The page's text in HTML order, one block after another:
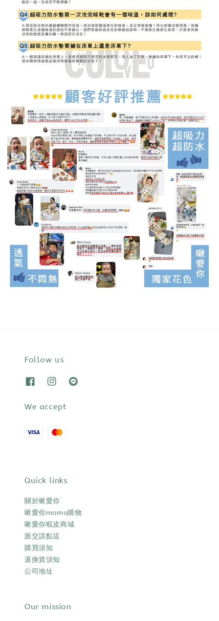
Follow us
We accept
Quick links
關於啾愛你
啾愛你momo購物
啾愛你蝦皮商城
面交請點這
購買須知
退換貨須知
公司地址
Our mission